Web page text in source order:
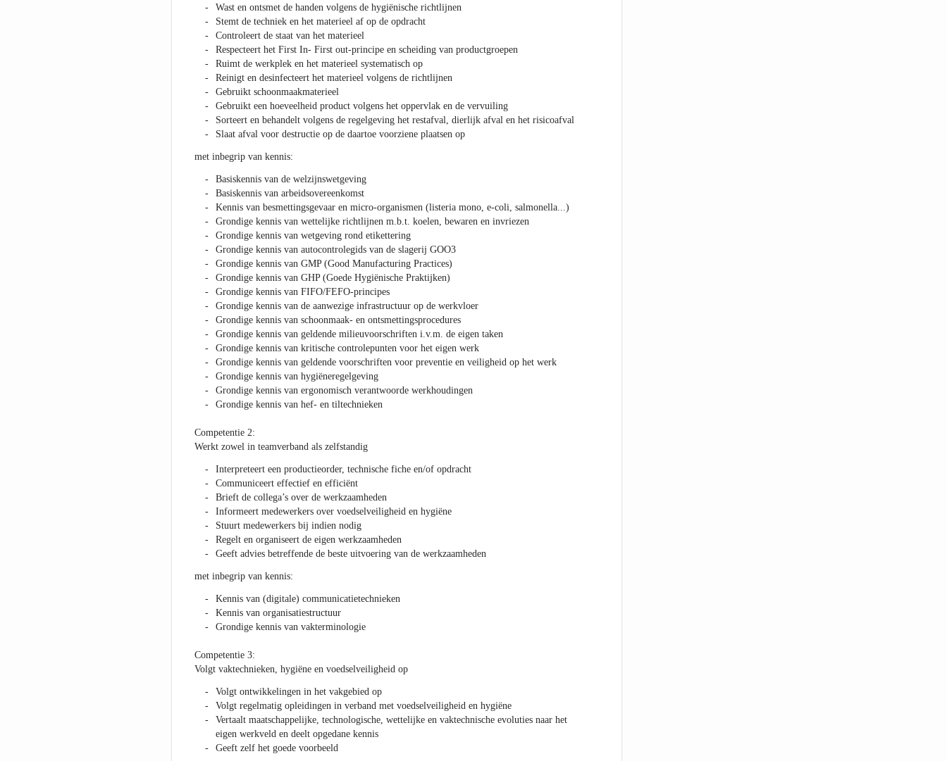
Wast en ontsmet de handen volgens de hygiënische richtlijnen
Stemt de techniek en het materieel af op de opdracht
Controleert de staat van het materieel
Respecteert het First In- First out-principe en scheiding van productgroepen
Ruimt de werkplek en het materieel systematisch op
Reinigt en desinfecteert het materieel volgens de richtlijnen
Gebruikt schoonmaakmaterieel
Gebruikt een hoeveelheid product volgens het oppervlak en de vervuiling
Sorteert en behandelt volgens de regelgeving het restafval, dierlijk afval en het risicoafval
Slaat afval voor destructie op de daartoe voorziene plaatsen op
met inbegrip van kennis:
Basiskennis van de welzijnswetgeving
Basiskennis van arbeidsovereenkomst
Kennis van besmettingsgevaar en micro-organismen (listeria mono, e-coli, salmonella...)
Grondige kennis van wettelijke richtlijnen m.b.t. koelen, bewaren en invriezen
Grondige kennis van wetgeving rond etikettering
Grondige kennis van autocontrolegids van de slagerij GOO3
Grondige kennis van GMP (Good Manufacturing Practices)
Grondige kennis van GHP (Goede Hygiënische Praktijken)
Grondige kennis van FIFO/FEFO-principes
Grondige kennis van de aanwezige infrastructuur op de werkvloer
Grondige kennis van schoonmaak- en ontsmettingsprocedures
Grondige kennis van geldende milieuvoorschriften i.v.m. de eigen taken
Grondige kennis van kritische controlepunten voor het eigen werk
Grondige kennis van geldende voorschriften voor preventie en veiligheid op het werk
Grondige kennis van hygiëneregelgeving
Grondige kennis van ergonomisch verantwoorde werkhoudingen
Grondige kennis van hef- en tiltechnieken
Competentie 2:
Werkt zowel in teamverband als zelfstandig
Interpreteert een productieorder, technische fiche en/of opdracht
Communiceert effectief en efficiënt
Brieft de collega’s over de werkzaamheden
Informeert medewerkers over voedselveiligheid en hygiëne
Stuurt medewerkers bij indien nodig
Regelt en organiseert de eigen werkzaamheden
Geeft advies betreffende de beste uitvoering van de werkzaamheden
met inbegrip van kennis:
Kennis van (digitale) communicatietechnieken
Kennis van organisatiestructuur
Grondige kennis van vakterminologie
Competentie 3:
Volgt vaktechnieken, hygiëne en voedselveiligheid op
Volgt ontwikkelingen in het vakgebied op
Volgt regelmatig opleidingen in verband met voedselveiligheid en hygiëne
Vertaalt maatschappelijke, technologische, wettelijke en vaktechnische evoluties naar het
eigen werkveld en deelt opgedane kennis
Geeft zelf het goede voorbeeld